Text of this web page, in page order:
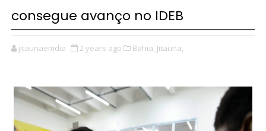
consegue avanço no IDEB
jitaunaemdia 2 years ago Bahia, Jitauna,